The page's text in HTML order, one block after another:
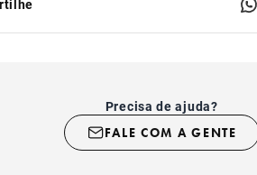
guardar e prático para levar para
para a guia e tira ajustável.
Precisa de ajuda?
FALE COM A GENTE